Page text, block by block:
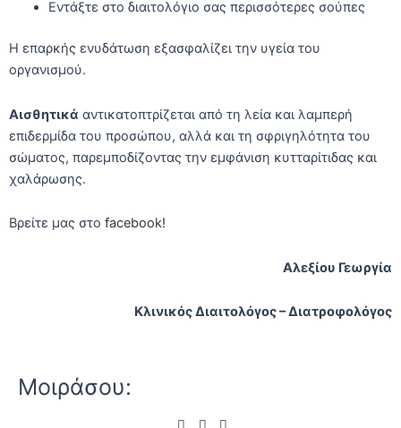
Εντάξτε στο διαιτολόγιο σας περισσότερες σούπες
Η επαρκής ενυδάτωση εξασφαλίζει την υγεία του
οργανισμού.
Αισθητικά αντικατοπτρίζεται από τη λεία και λαμπερή
επιδερμίδα του προσώπου, αλλά και τη σφριγηλότητα του
σώματος, παρεμποδίζοντας την εμφάνιση κυτταρίτιδας και
χαλάρωσης.
Βρείτε μας στο facebook!
Αλεξίου Γεωργία
Κλινικός Διαιτολόγος – Διατροφολόγος
Μοιράσου: